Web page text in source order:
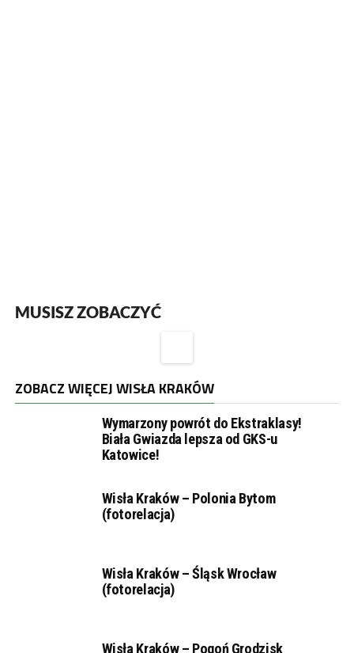
MUSISZ ZOBACZYĆ
ZOBACZ WIĘCEJ WISŁA KRAKÓW
Wymarzony powrót do Ekstraklasy!
Biała Gwiazda lepsza od GKS-u
Katowice!
Wisła Kraków – Polonia Bytom
(fotorelacja)
Wisła Kraków – Śląsk Wrocław
(fotorelacja)
Wisła Kraków – Pogoń Grodzisk